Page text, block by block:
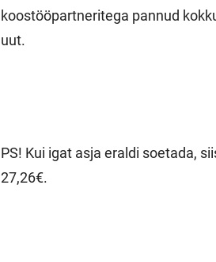
koostööpartneritega pannud
uut.
PS! Kui igat asja eraldi soetada,
27,26€.